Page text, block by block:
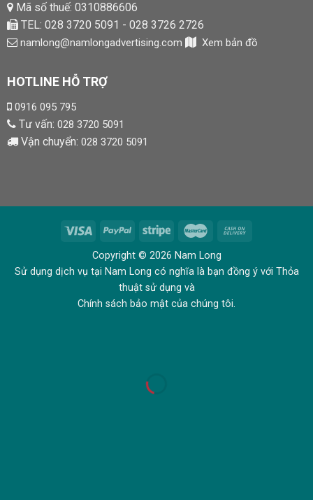
Mã số thuế: 0310886606
TEL: 028 3720 5091 - 028 3726 2726
namlong@namlongadvertising.com Xem bản đồ
HOTLINE HỖ TRỢ
0916 095 795
Tư vấn: 028 3720 5091
Vận chuyển: 028 3720 5091
Copyright © 2026 Nam Long
Sử dụng dịch vụ tại Nam Long có nghĩa là bạn đồng ý với Thỏa
thuật sử dụng và
Chính sách bảo mật của chúng tôi.